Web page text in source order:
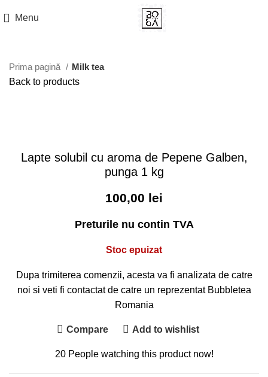
Menu
Prima pagină
Milk tea
Back to products
Lapte solubil cu aroma de Pepene Galben,
punga 1 kg
100,00 lei
Preturile nu contin TVA
Stoc epuizat
Dupa trimiterea comenzii, acesta va fi analizata de catre
noi si veti fi contactat de catre un reprezentat Bubbletea
Romania
Compare Add to wishlist
20 People watching this product now!